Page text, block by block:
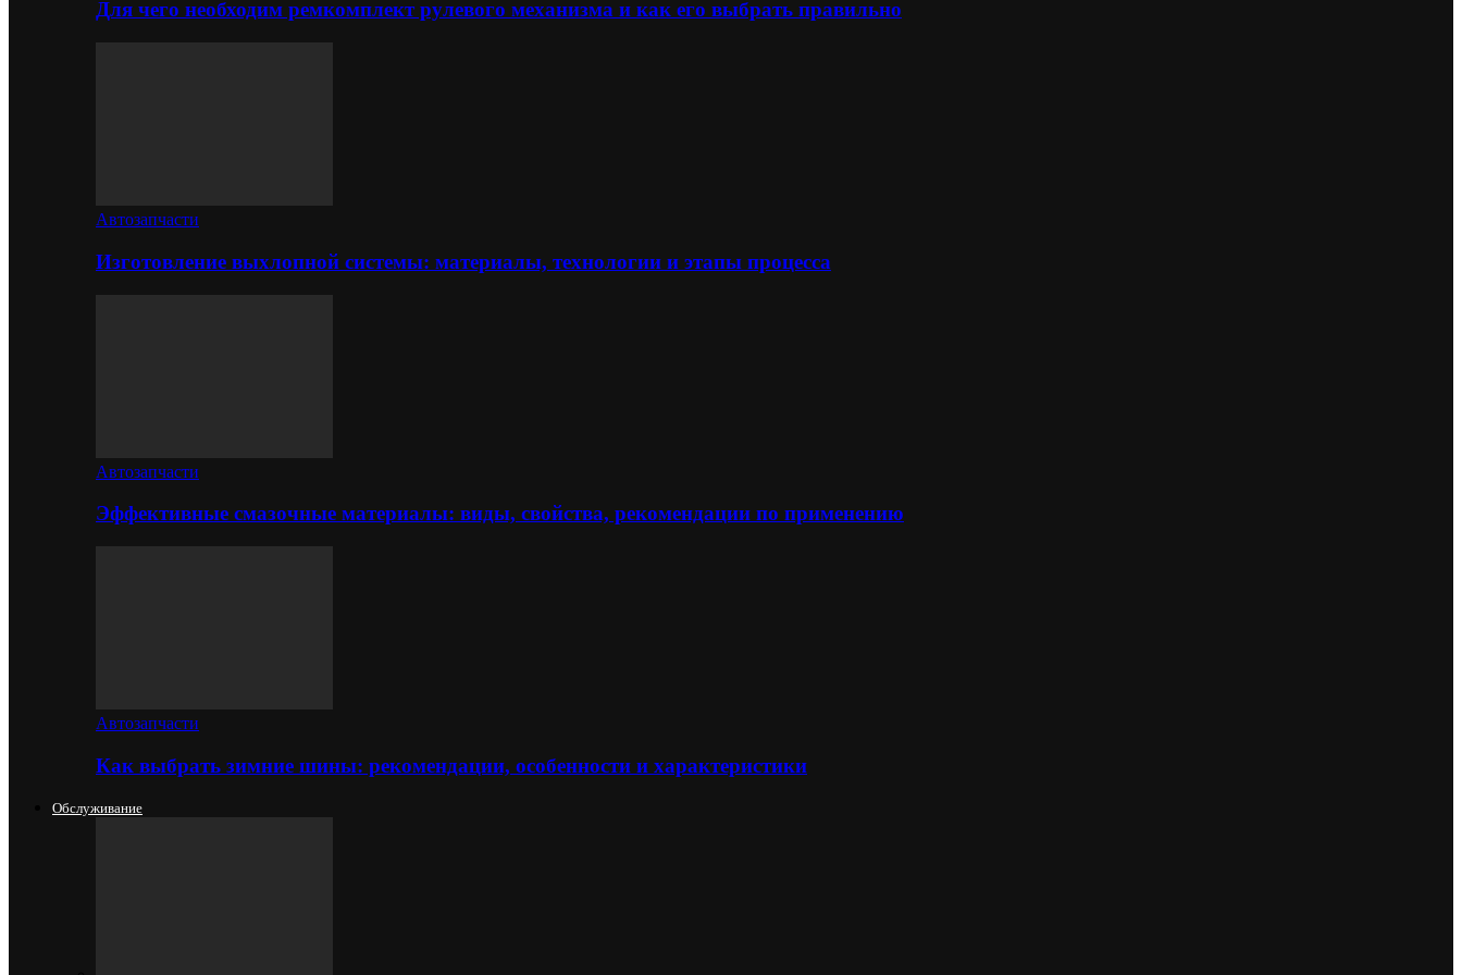
Для чего необходим ремкомплект рулевого механизма и как его выбрать правильно
Автозапчасти
Изготовление выхлопной системы: материалы, технологии и этапы процесса
Автозапчасти
Эффективные смазочные материалы: виды, свойства, рекомендации по применению
Автозапчасти
Как выбрать зимние шины: рекомендации, особенности и характеристики
Обслуживание